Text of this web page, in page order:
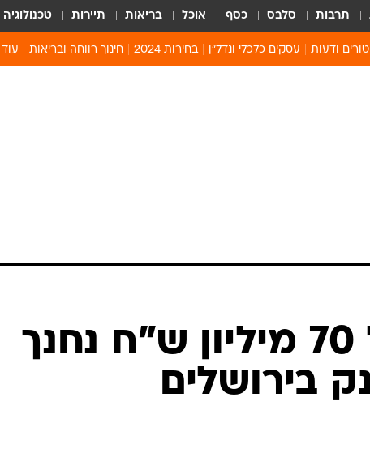
תרבות סלבס כסף אוכל בריאות תיירות טכנולוגיה
טורים ודעות עסקים כלכלי ונדל"ן בחירות 2024 חינוך רווחה ובריאות
בהשקעה של 70 מיליון ש"ח נחנך
בירושלים